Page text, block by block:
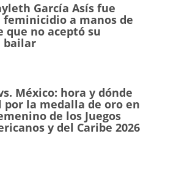
García Asís fue
a manos de
que no aceptó su
bailar
México: hora y dónde
la medalla de oro en
de los Juegos
y del Caribe 2026